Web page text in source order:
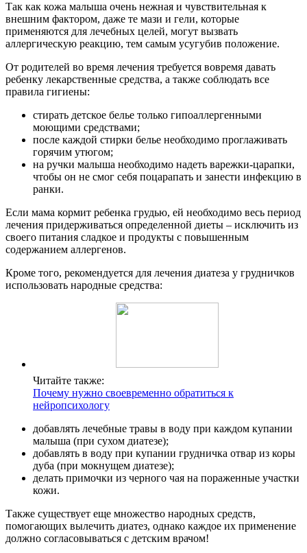
Так как кожа малыша очень нежная и чувствительная к
внешним фактором, даже те мази и гели, которые
применяются для лечебных целей, могут вызвать
аллергическую реакцию, тем самым усугубив положение.
От родителей во время лечения требуется вовремя давать
ребенку лекарственные средства, а также соблюдать все
правила гигиены:
стирать детское белье только гипоаллергенными
моющими средствами;
после каждой стирки белье необходимо проглаживать
горячим утюгом;
на ручки малыша необходимо надеть варежки-царапки,
чтобы он не смог себя поцарапать и занести инфекцию в
ранки.
Если мама кормит ребенка грудью, ей необходимо весь период
лечения придерживаться определенной диеты – исключить из
своего питания сладкое и продукты с повышенным
содержанием аллергенов.
Кроме того, рекомендуется для лечения диатеза у грудничков
использовать народные средства:
Читайте также:
Почему нужно своевременно обратиться к
нейропсихологу
добавлять лечебные травы в воду при каждом купании
малыша (при сухом диатезе);
добавлять в воду при купании грудничка отвар из коры
дуба (при мокнущем диатезе);
делать примочки из черного чая на пораженные участки
кожи.
Также существует еще множество народных средств,
помогающих вылечить диатез, однако каждое их применение
должно согласовываться с детским врачом!